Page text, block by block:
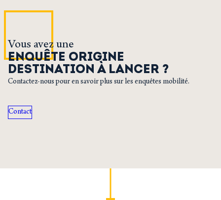
Vous avez une
ENQUÊTE ORIGINE
DESTINATION À LANCER ?
Contactez-nous pour en savoir plus sur les enquêtes mobilité.
Contact